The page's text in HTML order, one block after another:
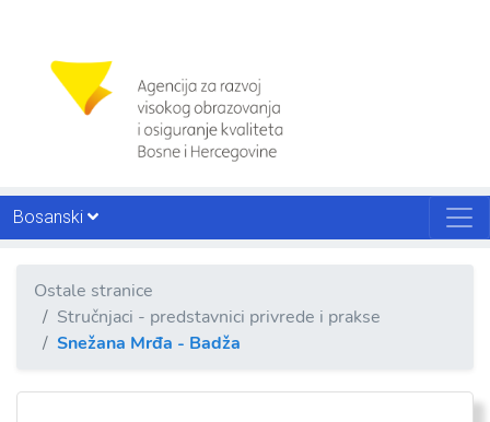
Bosanski
Ostale stranice
Stručnjaci - predstavnici privrede i prakse
Snežana Mrđa - Badža